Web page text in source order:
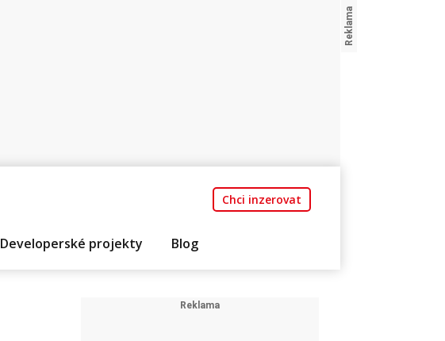
Chci inzerovat
Developerské projekty Blog